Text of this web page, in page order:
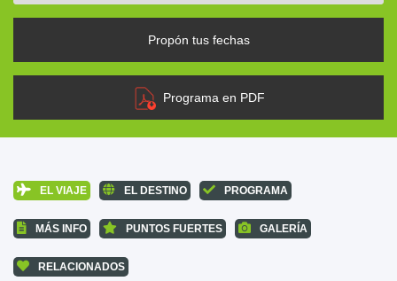
Propón tus fechas
Programa en PDF
EL VIAJE EL DESTINO PROGRAMA
MÁS INFO PUNTOS FUERTES GALERÍA
RELACIONADOS